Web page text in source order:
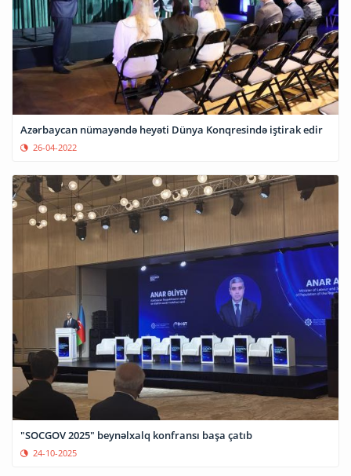
Azərbaycan nümayəndə heyəti Dünya Konqresində iştirak edir
26-04-2022
"SOCGOV 2025" beynəlxalq konfransı başa çatıb
24-10-2025